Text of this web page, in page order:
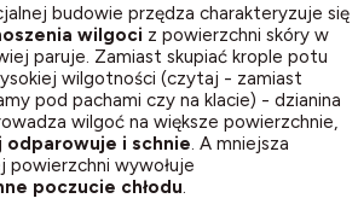
budowie przędza charakteryzuje się
wilgoci z powierzchni skóry w
paruje. Zamiast skupiać krople potu
wilgotności (czytaj - zamiast
pod pachami czy na klacie) - dzianina
wilgoć na większe powierzchnie,
odparowuje i schnie. A mniejsza
powierzchni wywołuje
poczucie chłodu.